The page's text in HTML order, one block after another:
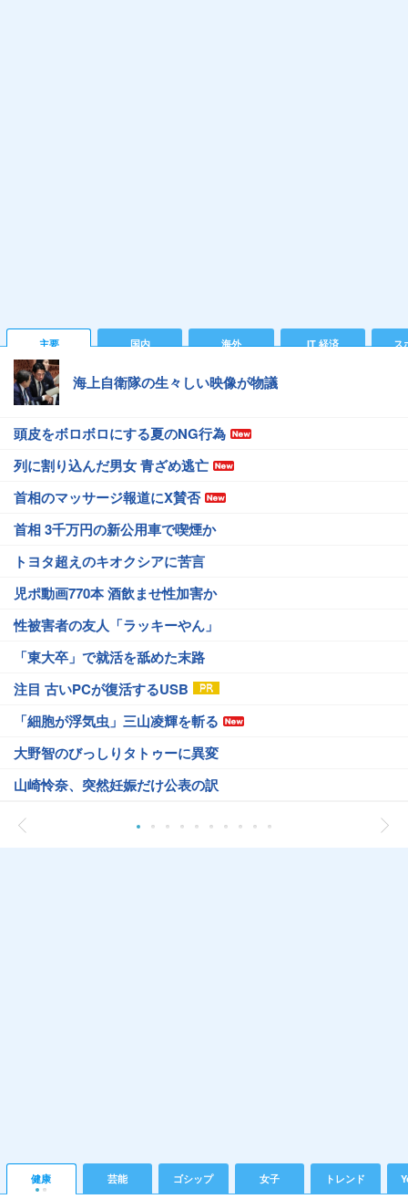
主要 国内 海外 IT 経済 ス
海上自衛隊の生々しい映像が物議
頭皮をボロボロにする夏のNG行為
列に割り込んだ男女 青ざめ逃亡
首相のマッサージ報道にX賛否
首相 3千万円の新公用車で喫煙か
トヨタ超えのキオクシアに苦言
児ポ動画770本 酒飲ませ性加害か
性被害者の友人「ラッキーやん」
「東大卒」で就活を舐めた末路
注目 古いPCが復活するUSB
「細胞が浮気虫」三山凌輝を斬る
大野智のびっしりタトゥーに異変
山崎怜奈、突然妊娠だけ公表の訳
健康 芸能 ゴシップ 女子 トレンド